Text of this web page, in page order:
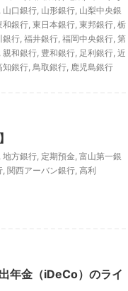
山口銀行, 山形銀行, 山梨中央銀
和銀行, 東日本銀行, 東邦銀行, 栃
銀行, 福井銀行, 福岡中央銀行, 第
親和銀行, 豊和銀行, 足利銀行, 近
知銀行, 鳥取銀行, 鹿児島銀行
地方銀行, 定期預金, 富山第一銀
, 関西アーバン銀行, 高利
年金（iDeCo）のライ